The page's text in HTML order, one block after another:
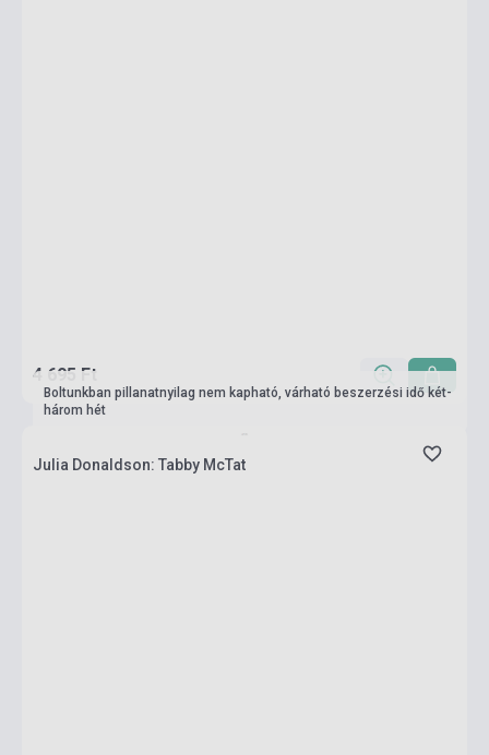
4 695 Ft
Boltunkban pillanatnyilag nem kapható, várható beszerzési idő két-
három hét
Julia Donaldson: Tabby McTat